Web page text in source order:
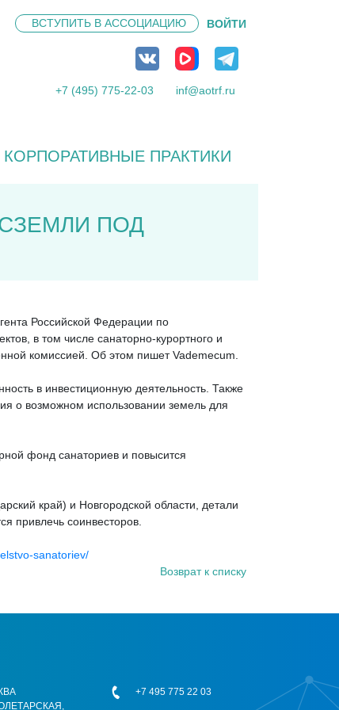
ВСТУПИТЬ В АССОЦИАЦИЮ ВОЙТИ
+7 (495) 775-22-03 inf@aotrf.ru
КОРПОРАТИВНЫЕ ПРАКТИКИ
ПОД
Российской Федерации по
в том числе санаторно-курортного и
комиссией. Об этом пишет Vademecum.
в инвестиционную деятельность. Также
о возможном использовании земель для
фонд санаториев и повысится
край) и Новгородской области, детали
привлечь соинвесторов.
sanatoriev/
Возврат к списку
+7 495 775 22 03